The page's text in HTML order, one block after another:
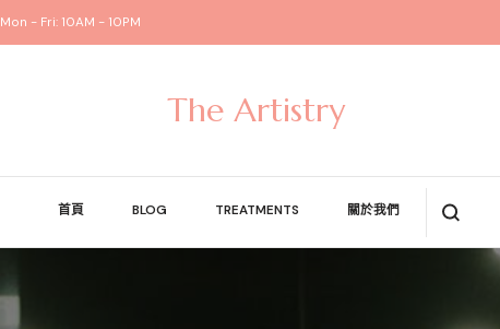
Mon - Fri: 10AM - 10PM
The Artistry
首頁 BLOG TREATMENTS 關於我們